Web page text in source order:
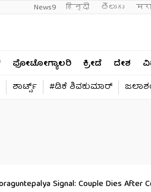
News9 हिन्दी తెలుగు
ಫೋಟೋಗ್ಯಾಲರಿ ಕ್ರೀಡೆ ದೇಶ
ಶಾರ್ಟ್ಸ್​ #ಡಿಕೆ ಶಿವಕುಮಾರ್​
Signal: Couple Dies After